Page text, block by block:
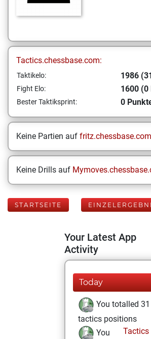
Tactics.chessbase.com:
Taktikelo: 1986
Fight Elo: 1600 (0
Bester Taktiksprint: 0
Keine Partien auf fritz.chessbase.com
Keine Drills auf
STARTSEITE
Your Latest App
Activity
Today
You totalled 31
tactics positions
Tactics
You